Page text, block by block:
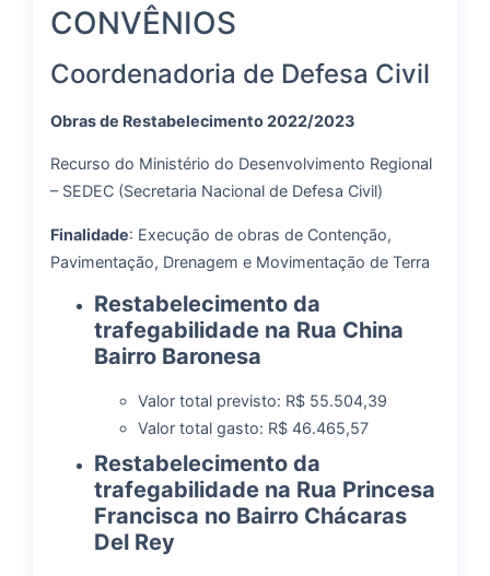
CONVÊNIOS
Coordenadoria de Defesa Civil
Obras de Restabelecimento 2022/2023
Recurso do Ministério do Desenvolvimento Regional
– SEDEC (Secretaria Nacional de Defesa Civil)
Finalidade: Execução de obras de Contenção,
Pavimentação, Drenagem e Movimentação de Terra
Restabelecimento da
trafegabilidade na Rua China
Bairro Baronesa
Valor total previsto: R$ 55.504,39
Valor total gasto: R$ 46.465,57
Restabelecimento da
trafegabilidade na Rua Princesa
Francisca no Bairro Chácaras
Del Rey